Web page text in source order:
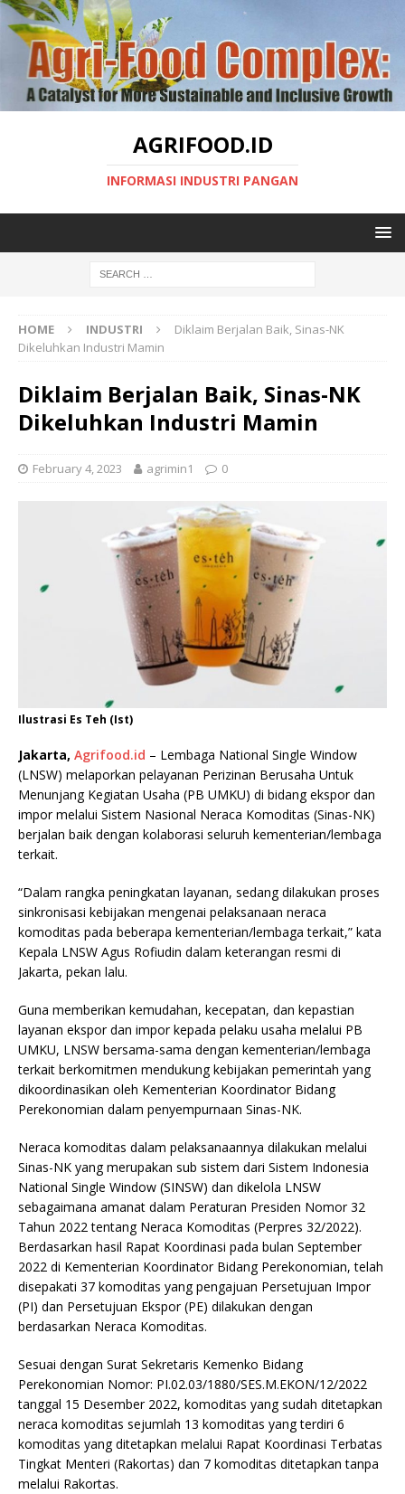
AGRIFOOD.ID
INFORMASI INDUSTRI PANGAN
HOME INDUSTRI
Diklaim Berjalan Baik, Sinas-NK
Dikeluhkan Industri Mamin
Diklaim Berjalan Baik, Sinas-NK
Dikeluhkan Industri Mamin
February 4, 2023 agrimin1 0
Ilustrasi Es Teh (Ist)
Jakarta, Agrifood.id – Lembaga National Single Window
(LNSW) melaporkan pelayanan Perizinan Berusaha Untuk
Menunjang Kegiatan Usaha (PB UMKU) di bidang ekspor dan
impor melalui Sistem Nasional Neraca Komoditas (Sinas-NK)
berjalan baik dengan kolaborasi seluruh kementerian/lembaga
terkait.
“Dalam rangka peningkatan layanan, sedang dilakukan proses
sinkronisasi kebijakan mengenai pelaksanaan neraca
komoditas pada beberapa kementerian/lembaga terkait,” kata
Kepala LNSW Agus Rofiudin dalam keterangan resmi di
Jakarta, pekan lalu.
Guna memberikan kemudahan, kecepatan, dan kepastian
layanan ekspor dan impor kepada pelaku usaha melalui PB
UMKU, LNSW bersama-sama dengan kementerian/lembaga
terkait berkomitmen mendukung kebijakan pemerintah yang
dikoordinasikan oleh Kementerian Koordinator Bidang
Perekonomian dalam penyempurnaan Sinas-NK.
Neraca komoditas dalam pelaksanaannya dilakukan melalui
Sinas-NK yang merupakan sub sistem dari Sistem Indonesia
National Single Window (SINSW) dan dikelola LNSW
sebagaimana amanat dalam Peraturan Presiden Nomor 32
Tahun 2022 tentang Neraca Komoditas (Perpres 32/2022).
Berdasarkan hasil Rapat Koordinasi pada bulan September
2022 di Kementerian Koordinator Bidang Perekonomian, telah
disepakati 37 komoditas yang pengajuan Persetujuan Impor
(PI) dan Persetujuan Ekspor (PE) dilakukan dengan
berdasarkan Neraca Komoditas.
Sesuai dengan Surat Sekretaris Kemenko Bidang
Perekonomian Nomor: PI.02.03/1880/SES.M.EKON/12/2022
tanggal 15 Desember 2022, komoditas yang sudah ditetapkan
neraca komoditas sejumlah 13 komoditas yang terdiri 6
komoditas yang ditetapkan melalui Rapat Koordinasi Terbatas
Tingkat Menteri (Rakortas) dan 7 komoditas ditetapkan tanpa
melalui Rakortas.